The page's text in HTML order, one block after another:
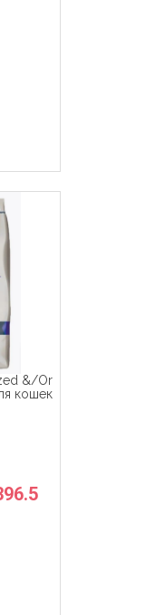
&/Or
кошек